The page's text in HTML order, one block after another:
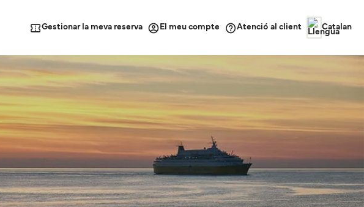
Gestionar la meva reserva El meu compte Atenció al client Catalan